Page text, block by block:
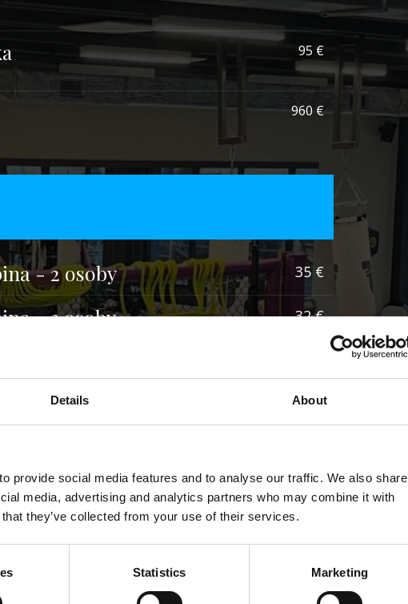
Details About
provide social media features and to analyse our traffic. We also share
media, advertising and analytics partners who may combine it with
they’ve collected from your use of their services.
Statistics Marketing
95 €
960 €
- 2 osoby 35 €
- 3 osoby 32 €
dieťaťom 50 €
VSTUP S TRÉNINGOM ZA OSOBU
tréningy